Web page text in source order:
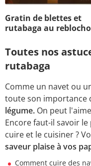
Gratin de blettes et
rutabaga au
Toutes nos
rutabaga
Comme un navet ou
toute son importance
légume. On peut
Encore faut-il savoir
cuire et le cuisiner ?
saveur plaise à vos
Comment cuire des